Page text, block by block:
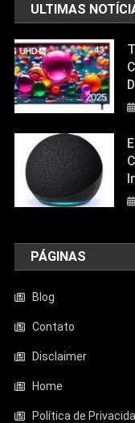
Aquecedor
De
ULTIMAS
PÁGINAS
Blog
Contato
Disclaimer
Home
Política de